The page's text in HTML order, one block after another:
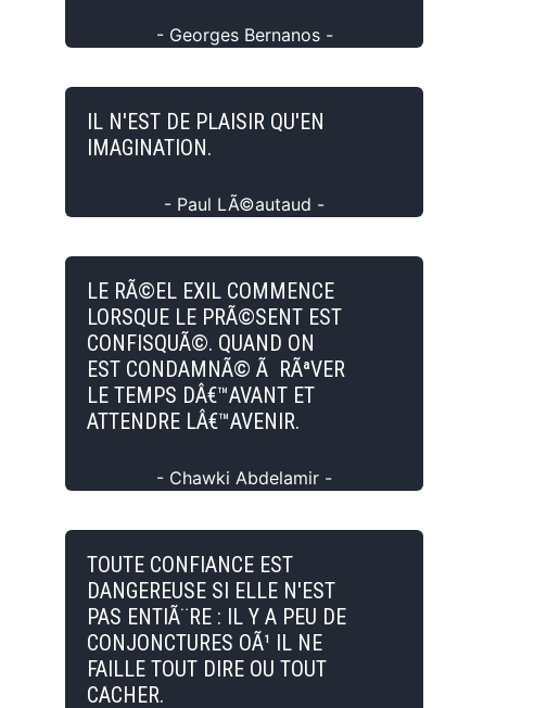
- Georges Bernanos -
IL N'EST DE PLAISIR QU'EN
IMAGINATION.
- Paul LÃ©autaud -
LE RÃ©EL EXIL COMMENCE
LORSQUE LE PRÃ©SENT EST
CONFISQUÃ©. QUAND ON
EST CONDAMNÃ© Ã RÃªVER
LE TEMPS DÂ€™AVANT ET
ATTENDRE LÂ€™AVENIR.
- Chawki Abdelamir -
TOUTE CONFIANCE EST
DANGEREUSE SI ELLE N'EST
PAS ENTIÃ¨RE : IL Y A PEU DE
CONJONCTURES OÃ¹ IL NE
FAILLE TOUT DIRE OU TOUT
CACHER.